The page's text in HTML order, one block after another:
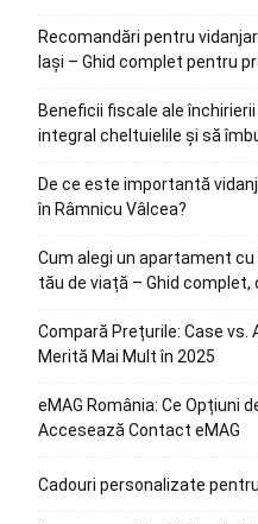
Recomandări pentru
Iași – Ghid complet pentru
Beneficii fiscale ale
integral cheltuielile și să
De ce este importantă
în Râmnicu Vâlcea?
Cum alegi un apartament
tău de viață – Ghid complet,
Compară Prețurile: Case vs.
Merită Mai Mult în 2025
eMAG România: Ce Opțiuni
Accesează Contact eMAG
Cadouri personalizate